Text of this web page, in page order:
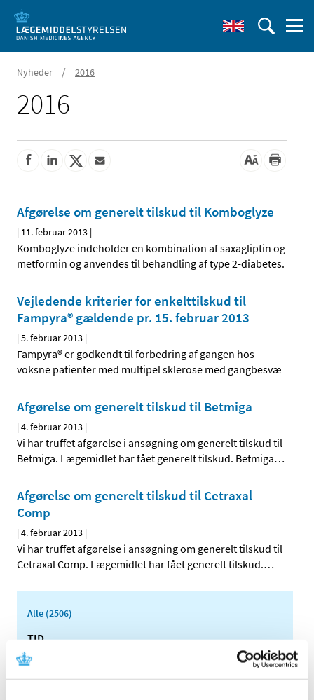
Nyheder / 2016
2016
Afgørelse om generelt tilskud til Komboglyze
| 11. februar 2013 |
Komboglyze indeholder en kombination af saxagliptin og
metformin og anvendes til behandling af type 2-diabetes.
Vejledende kriterier for enkelttilskud til
Fampyra® gældende pr. 15. februar 2013
|5. februar 2013 |
Fampyra® er godkendt til forbedring af gangen hos
voksne patienter med multipel sklerose med gangbesvæ
Afgørelse om generelt tilskud til Betmiga
|4. februar 2013 |
Vi har truffet afgørelse i ansøgning om generelt tilskud til
Betmiga. Lægemidlet har fået generelt tilskud. Betmiga…
Afgørelse om generelt tilskud til Cetraxal
Comp
|4. februar 2013 |
Vi har truffet afgørelse i ansøgning om generelt tilskud til
Cetraxal Comp. Lægemidlet har fået generelt tilskud.…
Alle (2506)
TID
2026 (84)
2025 (158)